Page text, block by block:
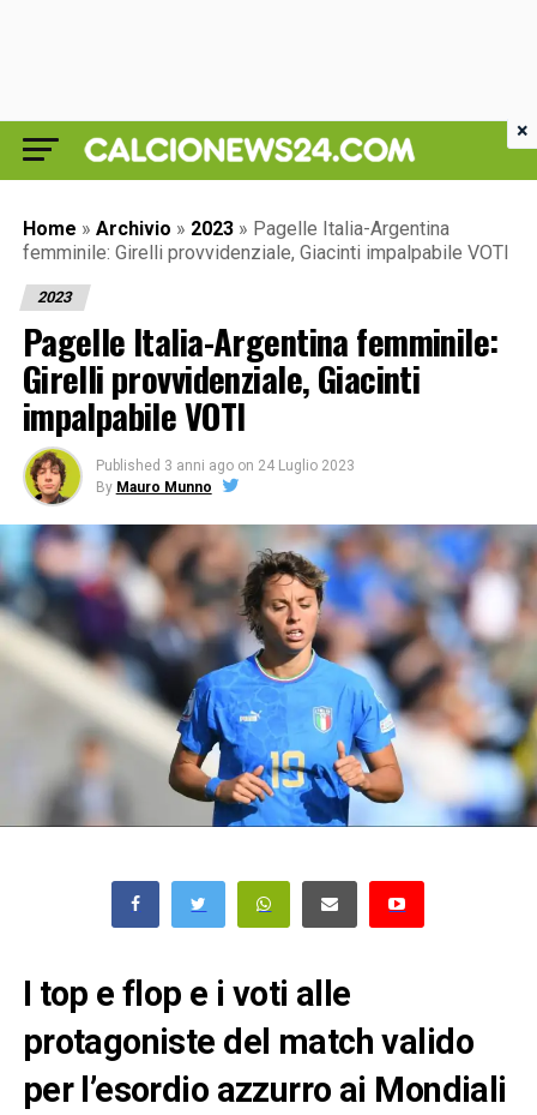
Home » Archivio » 2023 » Pagelle Italia-Argentina
femminile: Girelli provvidenziale, Giacinti impalpabile VOTI
2023
Pagelle Italia-Argentina femminile:
Girelli provvidenziale, Giacinti
impalpabile VOTI
Published 3 anni ago on 24 Luglio 2023
By Mauro Munno
I top e flop e i voti alle
protagoniste del match valido
per l’esordio azzurro ai Mondiali
×